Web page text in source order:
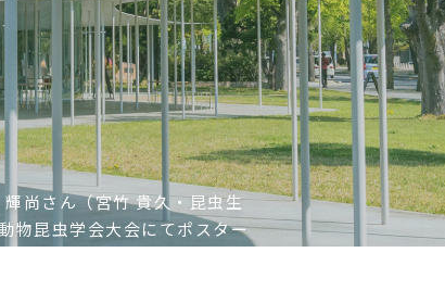
尚さん（宮竹 貴久・昆虫生
物昆虫学会大会にてポスター